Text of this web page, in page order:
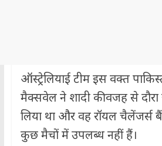
ऑस्ट्रेलियाई टीम इस वक्त
मैक्सवेल ने शादी की वजह से
लिया था और वह रॉयल चैलेंजर्स
कुछ मैचों में उपलब्ध नहीं हैं।